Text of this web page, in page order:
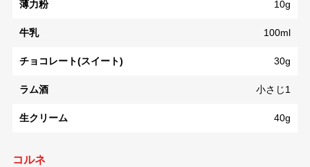
薄力粉 10g
牛乳 100ml
チョコレート(スイート) 30g
ラム酒 小さじ1
生クリーム 40g
コルネ